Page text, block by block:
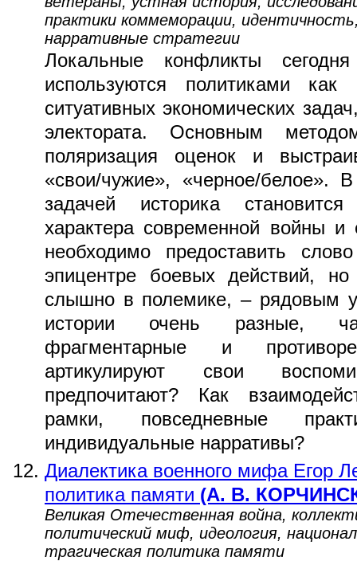
практики коммеморации,
нарративные стратегии
Локальные конфликты
используются политиками
ситуативных экономических
электората. Основным
поляризация оценок и
«свои/чужие», «черное/белое».
задачей историка
характера современной войны и
необходимо предоставить
эпицентре боевых действий,
слышно в полемике, – рядовым
истории очень разные,
фрагментарные и
артикулируют свои
предпочитают? Как
рамки, повседневные
индивидуальные нарративы?
Диалектика военного мифа Егор
политика памяти (А. В.
Великая Отечественная война,
политический миф, идеология,
трагическая политика памяти